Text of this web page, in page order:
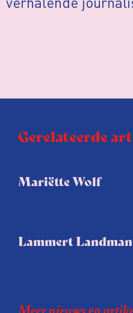
Gerelateerde
Mariëtte Wolf
Lammert Landman